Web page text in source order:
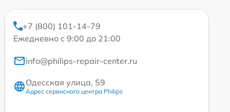
+7 (800) 101-14-79
Ежедневно с 9:00 до 21:00
info@philips-repair-center.ru
Одесская улица, 59
Адрес сервисного центра Philips